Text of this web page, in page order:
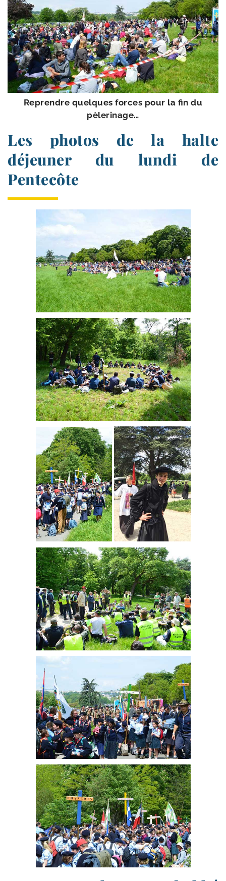
Reprendre quelques forces pour la fin du
pèlerinage…
Les photos de la halte
déjeuner du lundi de
Pentecôte